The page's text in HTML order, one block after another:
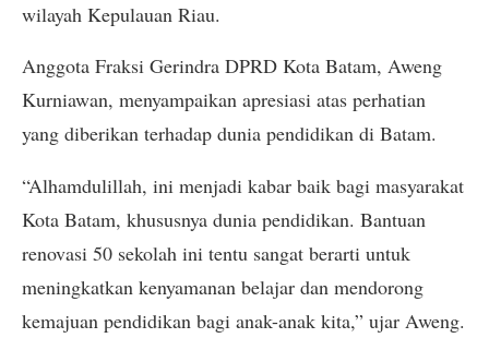
wilayah Kepulauan Riau.
Anggota Fraksi Gerindra DPRD Kota Batam, Aweng
Kurniawan, menyampaikan apresiasi atas perhatian
yang diberikan terhadap dunia pendidikan di Batam.
“Alhamdulillah, ini menjadi kabar baik bagi masyarakat
Kota Batam, khususnya dunia pendidikan. Bantuan
renovasi 50 sekolah ini tentu sangat berarti untuk
meningkatkan kenyamanan belajar dan mendorong
kemajuan pendidikan bagi anak-anak kita,” ujar Aweng.